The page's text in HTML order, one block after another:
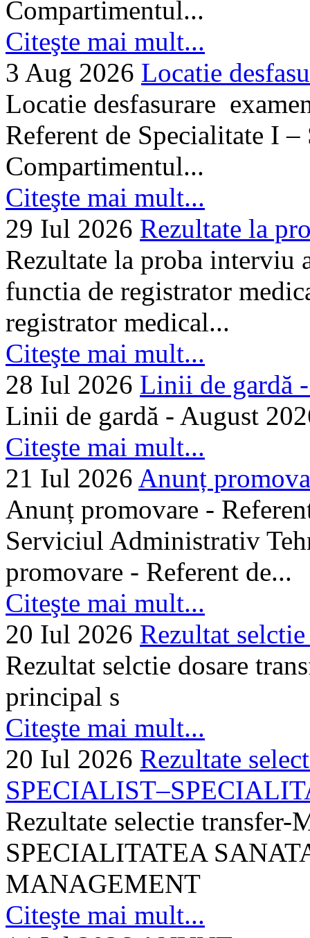
Compartimentul...
Citeşte mai mult...
3 Aug 2026 Locatie
Locatie desfasurare
Referent de Specialitate I
Compartimentul...
Citeşte mai mult...
29 Iul 2026 Rezultate la
Rezultate la proba interviu
functia de registrator
registrator medical...
Citeşte mai mult...
28 Iul 2026 Linii de gardă
Linii de gardă - August
Citeşte mai mult...
21 Iul 2026 Anunț
Anunț promovare -
Serviciul Administrativ
promovare - Referent de...
Citeşte mai mult...
20 Iul 2026 Rezultat
Rezultat selctie dosare
principal s
Citeşte mai mult...
20 Iul 2026 Rezultate
Rezultate selectie
SPECIALITATEA
MANAGEMENT
Citeşte mai mult...